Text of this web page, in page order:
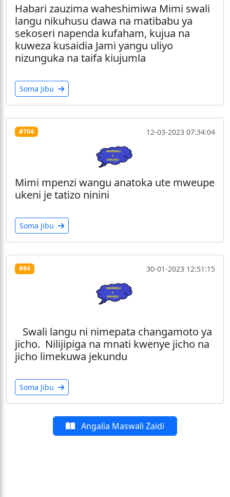
Habari zauzima waheshimiwa Mimi swali
langu nikuhusu dawa na matibabu ya
sekoseri napenda kufaham, kujua na
kuweza kusaidia Jami yangu uliyo
nizunguka na taifa kiujumla
Soma Jibu
#704 12-03-2023 07:34:04
Mimi mpenzi wangu anatoka ute mweupe
ukeni je tatizo ninini
Soma Jibu
#84 30-01-2023 12:51:15
Swali langu ni nimepata changamoto ya
jicho. Nilijipiga na mnati kwenye jicho na
jicho limekuwa jekundu
Soma Jibu
Angalia Maswali Zaidi